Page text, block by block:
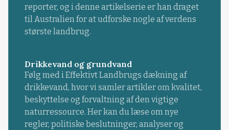
reporter, og i denne artikelserie er han draget
til Australien for at udforske nogle af verdens
største landbrug.
Drikkevand og grundvand
Følg med i Effektivt Landbrugs dækning af
drikkevand, hvor vi samler artikler om kvalitet,
beskyttelse og forvaltning af den vigtige
naturressource. Her kan du læse om nye
regler, politiske beslutninger, analyser og